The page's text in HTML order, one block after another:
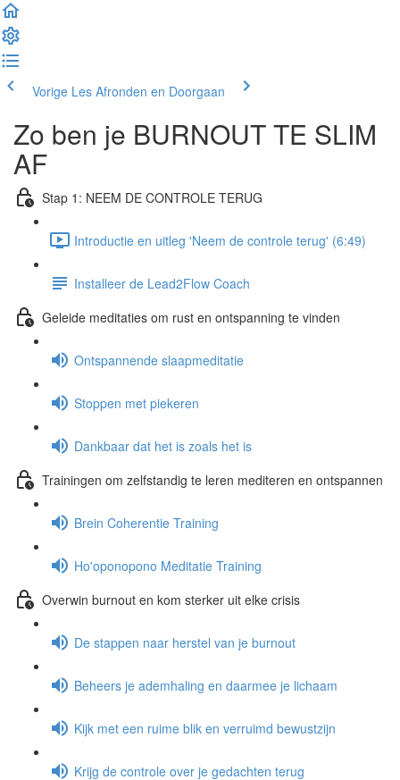
Vorige Les Afronden en Doorgaan
Zo ben je BURNOUT TE SLIM
AF
Stap 1: NEEM DE CONTROLE TERUG
Introductie en uitleg 'Neem de controle terug' (6:49)
Installeer de Lead2Flow Coach
Geleide meditaties om rust en ontspanning te vinden
Ontspannende slaapmeditatie
Stoppen met piekeren
Dankbaar dat het is zoals het is
Trainingen om zelfstandig te leren mediteren en ontspannen
Brein Coherentie Training
Ho'oponopono Meditatie Training
Overwin burnout en kom sterker uit elke crisis
De stappen naar herstel van je burnout
Beheers je ademhaling en daarmee je lichaam
Kijk met een ruime blik en verruimd bewustzijn
Krijg de controle over je gedachten terug